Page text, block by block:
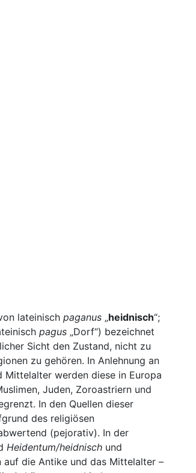
lateinisch paganus„heidnisch“;
pagus„Dorf“) bezeichnet
Sicht den Zustand, nicht zu
zu gehören. In Anlehnung an
Mittelalter werden diese in Europa
Juden, Zoroastriern und
In den Quellen dieser
des religiösen
(pejorativ). In der
Heidentum/heidnischund
die Antike und das Mittelalter –